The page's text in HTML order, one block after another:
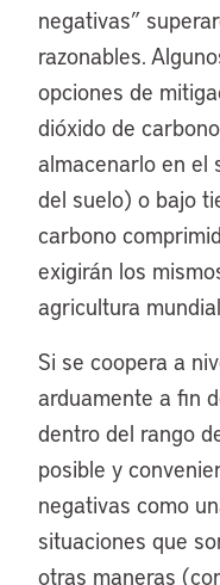
negativas”
razonables.
opciones de
dióxido de
almacenarlo en el
del suelo) o bajo
carbono
exigirán los
agricultura
Si se coopera a
arduamente a fin
dentro del rango
posible y
negativas como
situaciones que
otras maneras